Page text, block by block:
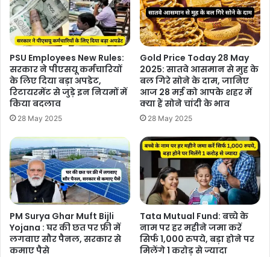
PSU Employees New Rules:
सरकार ने पीएसयू कर्मचारियों
के लिए दिया बड़ा अपडेट,
रिटायरमेंट से जुड़े इन नियमों में
किया बदलाव
28 May 2025
Gold Price Today 28 May
2025: सातवे आसमान से मुह के
बल गिरे सोने के दाम, जानिए
आज 28 मई को आपके शहर में
क्या हैं सोने चांदी के भाव
28 May 2025
PM Surya Ghar Muft Bijli
Yojana : घर की छत पर फ्री में
लगवाए सौर पैनल, सरकार से
कमाए पैसे
Tata Mutual Fund: बच्चे के
नाम पर हर महीने जमा करें
सिर्फ 1,000 रुपये, बड़ा होने पर
मिलेंगे 1 करोड़ से ज्यादा